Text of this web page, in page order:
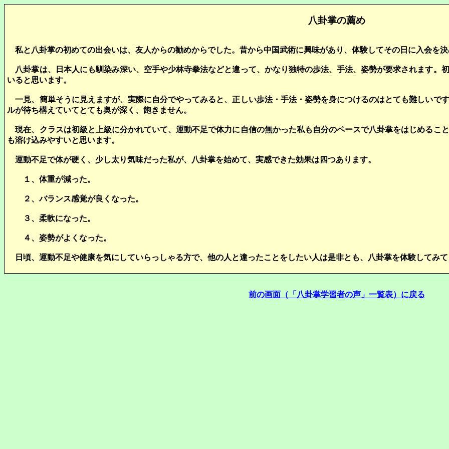
八卦掌の薦め
私と八卦掌の初めての出会いは、友人からの勧めからでした。昔から中国武術に興味があり、体験してその日に入会を決
八卦掌は、日本人にも馴染み深い、空手や少林寺拳法などと違って、かなり独特の歩法、手法、姿勢が要求されます。
いると思います。
一見、簡単そうに見えますが、実際に自分でやってみると、正しい歩法・手法・姿勢を身につけるのはとても難しいで
ルが待ち構えていてとても奥が深く、飽きません。
現在、クラスは初級と上級に分かれていて、運動不足で体力に自信の無かった私も自分のペースで八卦掌をはじめるこ
も溶け込みやすいと思います。
運動不足で体が硬く、少し太り気味だった私が、八卦掌を始めて、実感できた効果は四つあります。
１、体重が減った。
２、バランス感覚が良くなった。
３、柔軟になった。
４、姿勢がよくなった。
日頃、運動不足や健康を気にしていらっしゃる方で、他の人と違ったことをしたい人は是非とも、八卦掌を体験してみて
前の画面（「八卦掌学習者の声」一覧表）に戻る